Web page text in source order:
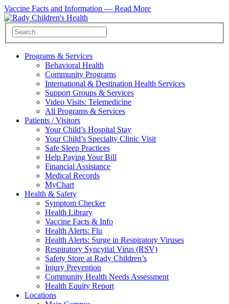
Vaccine Facts and Information — Read More
Programs & Services
Behavioral Health
Community Programs
International & Destination Health Services
Support Groups & Services
Video Visits: Telemedicine
All Programs & Services
Patients / Visitors
Your Child’s Hospital Stay
Your Child’s Specialty Clinic Visit
Safe Sleep Practices
Help Paying Your Bill
Financial Assistance
Medical Records
MyChart
Health & Safety
Symptom Checker
Health Library
Vaccine Facts & Info
Health Alerts: Flu
Health Alerts: Surge in Respiratory Viruses
Respiratory Syncytial Virus (RSV)
Safety Store at Rady Children’s
Injury Prevention
Community Health Needs Assessment
Health Equity Report
Locations